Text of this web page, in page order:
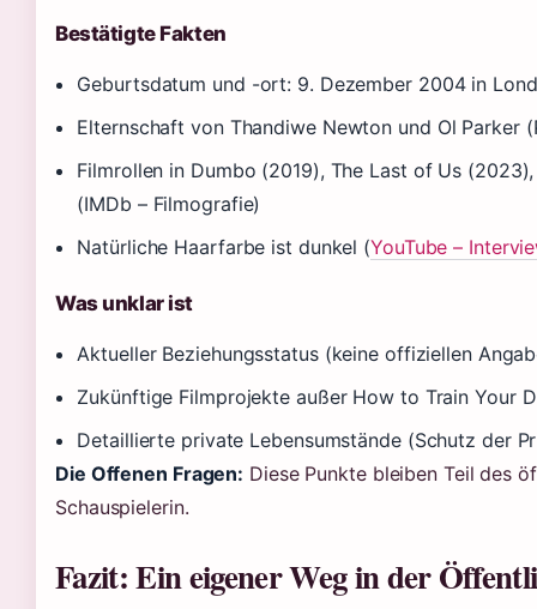
Bestätigte Fakten
Geburtsdatum und -ort: 9. Dezember 2004 in
Elternschaft von Thandiwe Newton und Ol Parker
Filmrollen in Dumbo (2019), The Last of Us
(IMDb – Filmografie)
Natürliche Haarfarbe ist dunkel (YouTube –
Was unklar ist
Aktueller Beziehungsstatus (keine offiziellen
Zukünftige Filmprojekte außer How to Train Your
Detaillierte private Lebensumstände (Schutz der
Die Offenen Fragen: Diese Punkte bleiben Teil des
Schauspielerin.
Fazit: Ein eigener Weg in der